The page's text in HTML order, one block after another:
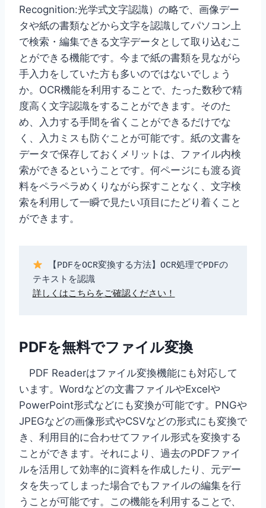
Recognition:光学式文字認識）の略で、画像デー
タや紙の書類などから文字を認識してパソコン上
で検索・編集できる文字データとして取り込むこ
とができる機能です。今まで紙の書類を見ながら
手入力をしていた方も多いのではないでしょう
か。OCR機能を利用することで、たった数秒で精
度高く文字認識をすることができます。そのた
め、入力する手間を省くことができるだけでな
く、入力ミスも防ぐことが可能です。紙の文書を
データで保存しておくメリットは、ファイル内検
索ができるということです。何ページにも渡る資
料をペラペラめくりながら探すことなく、文字検
索を利用して一瞬で見たい項目にたどり着くこと
ができます。
【PDFをOCR変換する方法】OCR処理でPDFの
テキストを認識
詳しくはこちらをご確認ください！
PDFを無料でファイル変換
PDF Readerはファイル変換機能にも対応して
います。Wordなどの文書ファイルやExcelや
PowerPoint形式などにも変換が可能です。PNGや
JPEGなどの画像形式やCSVなどの形式にも変換で
き、利用目的に合わせてファイル形式を変換する
ことができます。それにより、過去のPDFファイ
ルを活用して効率的に資料を作成したり、元デー
タを失ってしまった場合でもファイルの編集を行
うことが可能です。この機能を利用することで、